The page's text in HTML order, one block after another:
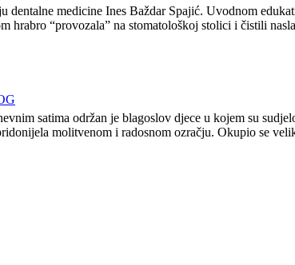
medicine Ines Baždar Spajić. Uvodnom
hrabro “provozala” na stomatološkoj stolici i čistili
satima održan je blagoslov djece u kojem su
molitvenom i radosnom ozračju. Okupio se